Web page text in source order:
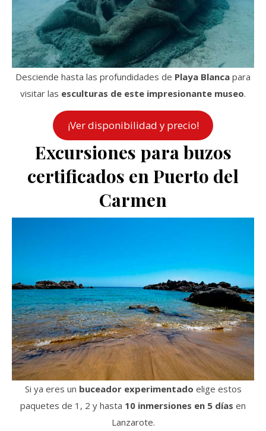
Desciende hasta las profundidades de Playa Blanca para
visitar las esculturas de este impresionante museo.
¡Ver disponibilidad y precio!
Excursiones para buzos
certificados en Puerto del
Carmen
Si ya eres un buceador experimentado elige estos
paquetes de 1, 2 y hasta 10 inmersiones en 5 días en
Lanzarote.